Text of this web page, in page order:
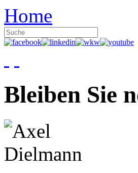
Home
Bleiben Sie